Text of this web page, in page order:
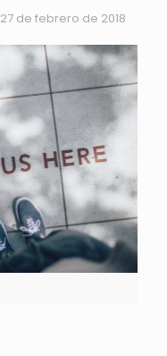
27 de febrero de 2018